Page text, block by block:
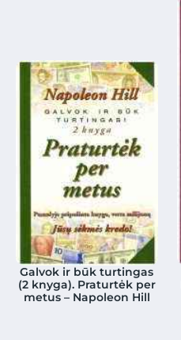
Galvok ir būk turtingas
(2 knyga). Praturtėk per
metus – Napoleon Hill